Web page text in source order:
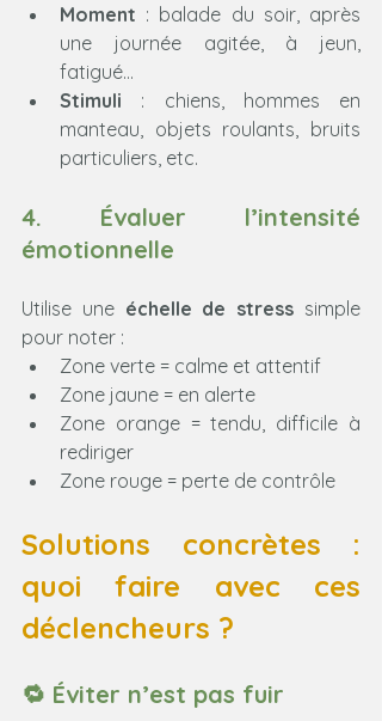
Moment : balade du soir, après
une journée agitée, à jeun,
fatigué…
Stimuli : chiens, hommes en
manteau, objets roulants, bruits
particuliers, etc.
4. Évaluer l’intensité
émotionnelle
Utilise une échelle de stress simple
pour noter :
Zone verte = calme et attentif
Zone jaune = en alerte
Zone orange = tendu, difficile à
rediriger
Zone rouge = perte de contrôle
Solutions concrètes :
quoi faire avec ces
déclencheurs ?
🔁 Éviter n’est pas fuir